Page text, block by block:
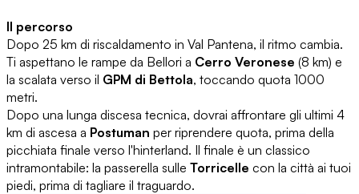
Il percorso
Dopo 25 km di riscaldamento in Val Pantena, il ritmo cambia.
Ti aspettano le rampe da Bellori a Cerro Veronese (8 km) e
la scalata verso il GPM di Bettola, toccando quota 1000
metri.
Dopo una lunga discesa tecnica, dovrai affrontare gli ultimi 4
km di ascesa a Postuman per riprendere quota, prima della
picchiata finale verso l'hinterland. Il finale è un classico
intramontabile: la passerella sulle Torricelle con la città ai tuoi
piedi, prima di tagliare il traguardo.